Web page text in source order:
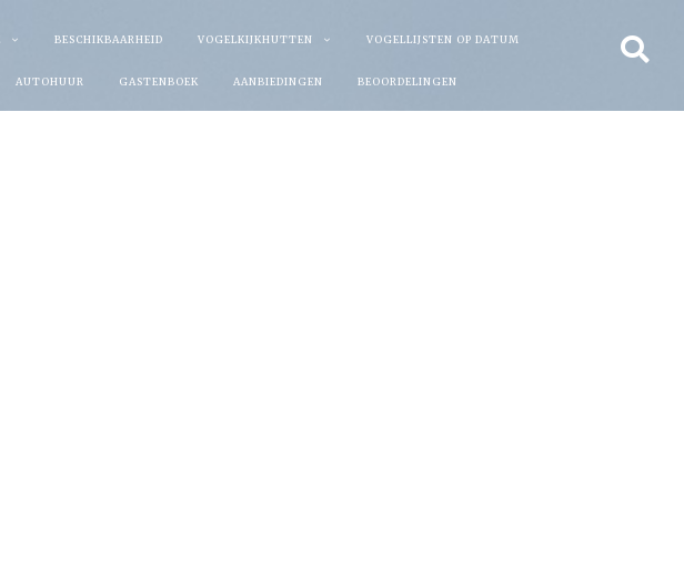
BESCHIKBAARHEID VOGELKIJKHUTTEN VOGELLIJSTEN OP DATUM
AUTOHUUR GASTENBOEK AANBIEDINGEN BEOORDELINGEN